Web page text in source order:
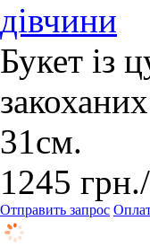
дівчини
Букет із
31см.
1245 грн.
Отправить запрос